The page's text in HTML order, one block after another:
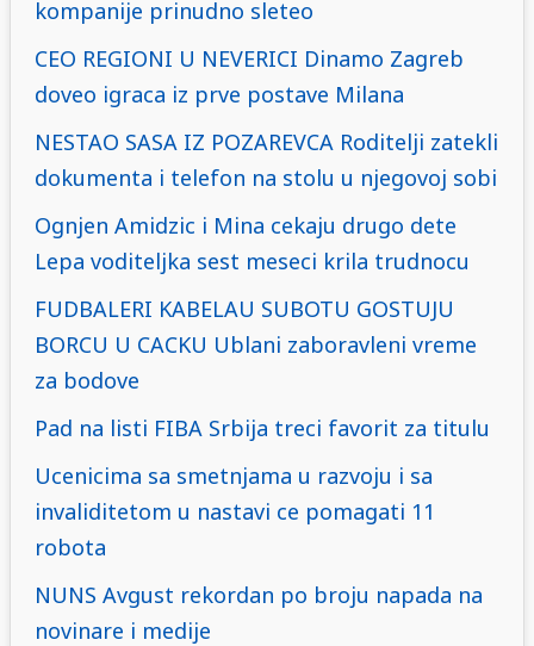
kompanije prinudno sleteo
CEO REGIONI U NEVERICI Dinamo Zagreb
doveo igraca iz prve postave Milana
NESTAO SASA IZ POZAREVCA Roditelji zatekli
dokumenta i telefon na stolu u njegovoj sobi
Ognjen Amidzic i Mina cekaju drugo dete
Lepa voditeljka sest meseci krila trudnocu
FUDBALERI KABELAU SUBOTU GOSTUJU
BORCU U CACKU Ublani zaboravleni vreme
za bodove
Pad na listi FIBA Srbija treci favorit za titulu
Ucenicima sa smetnjama u razvoju i sa
invaliditetom u nastavi ce pomagati 11
robota
NUNS Avgust rekordan po broju napada na
novinare i medije